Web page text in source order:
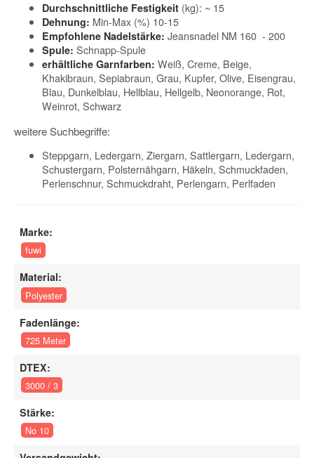
Durchschnittliche Festigkeit (kg): ~ 15
Dehnung: Min-Max (%) 10-15
Empfohlene Nadelstärke: Jeansnadel NM 160 - 200
Spule: Schnapp-Spule
erhältliche Garnfarben: Weiß, Creme, Beige,
Khakibraun, Sepiabraun, Grau, Kupfer, Olive, Eisengrau,
Blau, Dunkelblau, Hellblau, Hellgelb, Neonorange, Rot,
Weinrot, Schwarz
weitere Suchbegriffe:
Steppgarn, Ledergarn, Ziergarn, Sattlergarn, Ledergarn,
Schustergarn, Polsternähgarn, Häkeln, Schmuckfaden,
Perlenschnur, Schmuckdraht, Perlengarn, Perlfaden
Marke:
fuwi
Material:
Polyester
Fadenlänge:
725 Meter
DTEX:
3000 / 3
Stärke:
No 10